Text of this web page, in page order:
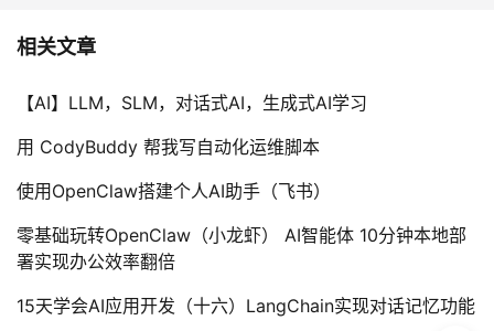
相关文章
【AI】LLM，SLM，对话式AI，生成式AI学习
用 CodyBuddy 帮我写自动化运维脚本
使用OpenClaw搭建个人AI助手（飞书）
零基础玩转OpenClaw（小龙虾） AI智能体 10分钟本地部
署实现办公效率翻倍
15天学会AI应用开发（十六）LangChain实现对话记忆功能